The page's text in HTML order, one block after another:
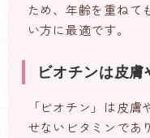
ため、年齢を重ねて
い方に最適です。
ビオチンは皮
「ビオチン」は皮
せないビタミンであ